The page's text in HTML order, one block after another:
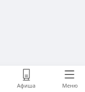
Афиша Меню